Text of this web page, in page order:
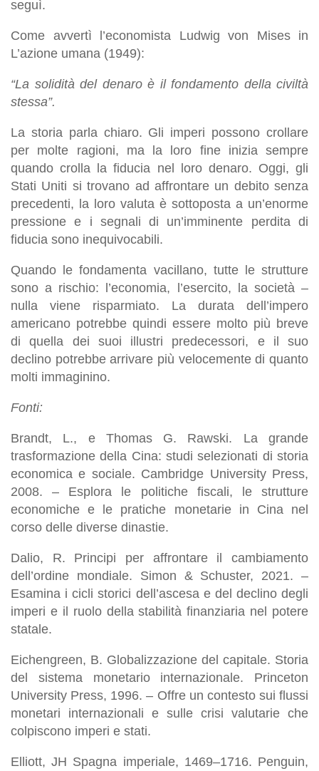
seguì.
Come avvertì l’economista Ludwig von Mises in
L’azione umana (1949):
“La solidità del denaro è il fondamento della civiltà
stessa”.
La storia parla chiaro. Gli imperi possono crollare
per molte ragioni, ma la loro fine inizia sempre
quando crolla la fiducia nel loro denaro. Oggi, gli
Stati Uniti si trovano ad affrontare un debito senza
precedenti, la loro valuta è sottoposta a un’enorme
pressione e i segnali di un’imminente perdita di
fiducia sono inequivocabili.
Quando le fondamenta vacillano, tutte le strutture
sono a rischio: l’economia, l’esercito, la società –
nulla viene risparmiato. La durata dell’impero
americano potrebbe quindi essere molto più breve
di quella dei suoi illustri predecessori, e il suo
declino potrebbe arrivare più velocemente di quanto
molti immaginino.
Fonti:
Brandt, L., e Thomas G. Rawski. La grande
trasformazione della Cina: studi selezionati di storia
economica e sociale. Cambridge University Press,
2008. – Esplora le politiche fiscali, le strutture
economiche e le pratiche monetarie in Cina nel
corso delle diverse dinastie.
Dalio, R. Principi per affrontare il cambiamento
dell’ordine mondiale. Simon & Schuster, 2021. –
Esamina i cicli storici dell’ascesa e del declino degli
imperi e il ruolo della stabilità finanziaria nel potere
statale.
Eichengreen, B. Globalizzazione del capitale. Storia
del sistema monetario internazionale. Princeton
University Press, 1996. – Offre un contesto sui flussi
monetari internazionali e sulle crisi valutarie che
colpiscono imperi e stati.
Elliott, JH Spagna imperiale, 1469–1716. Penguin,